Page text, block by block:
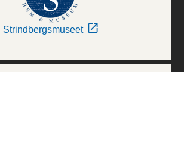
Strindbergsmuseet